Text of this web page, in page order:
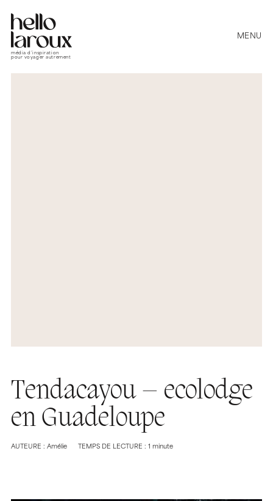
média d’inspiration
pour voyager autrement
MENU
Tendacayou – ecolodge
en Guadeloupe
AUTEURE : Amélie TEMPS DE LECTURE : 1 minute